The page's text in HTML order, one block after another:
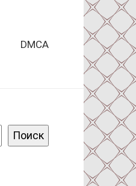
DMCA
Поиск